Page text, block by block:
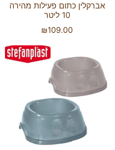
אברקלין כתום פעילות מהירה
10 ליטר
₪109.00